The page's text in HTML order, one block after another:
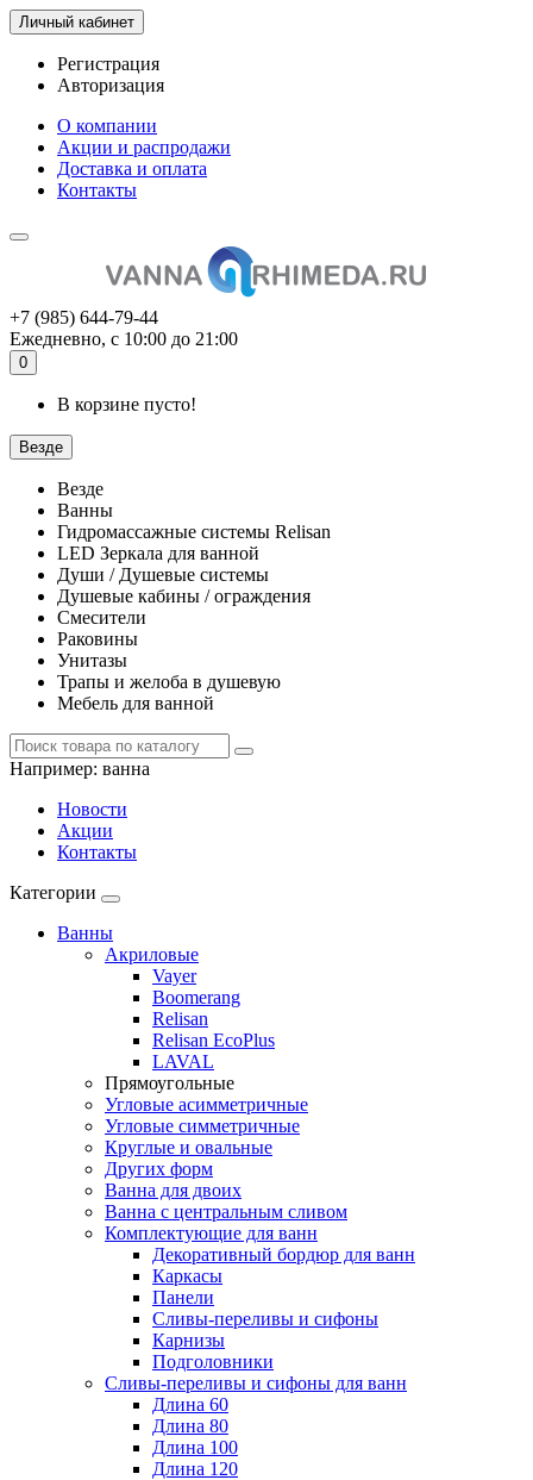
Личный кабинет
Регистрация
Авторизация
О компании
Акции и распродажи
Доставка и оплата
Контакты
+7 (985) 644-79-44
Ежедневно, с 10:00 до 21:00
0
В корзине пусто!
Везде
Везде
Ванны
Гидромассажные системы Relisan
LED Зеркала для ванной
Души / Душевые системы
Душевые кабины / ограждения
Смесители
Раковины
Унитазы
Трапы и желоба в душевую
Мебель для ванной
Например: ванна
Новости
Акции
Контакты
Категории
Ванны
Акриловые
Vayer
Boomerang
Relisan
Relisan EcoPlus
LAVAL
Прямоугольные
Угловые асимметричные
Угловые симметричные
Круглые и овальные
Других форм
Ванна для двоих
Ванна с центральным сливом
Комплектующие для ванн
Декоративный бордюр для ванн
Каркасы
Панели
Сливы-переливы и сифоны
Карнизы
Подголовники
Сливы-переливы и сифоны для ванн
Длина 60
Длина 80
Длина 100
Длина 120